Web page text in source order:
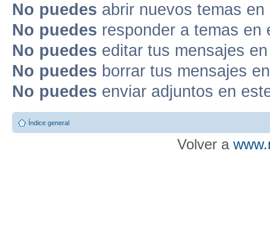
No puedes abrir nuevos temas
No puedes responder a temas en
No puedes editar tus mensajes
No puedes borrar tus mensajes
No puedes enviar adjuntos en
Índice general
Volver a